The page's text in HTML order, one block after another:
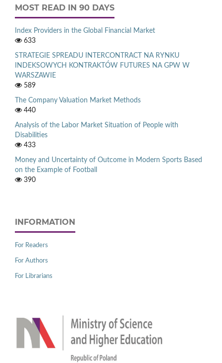
MOST READ IN 90 DAYS
Index Providers in the Global Financial Market
633
STRATEGIE SPREADU INTERCONTRACT NA RYNKU
INDEKSOWYCH KONTRAKTÓW FUTURES NA GPW W
WARSZAWIE
589
The Company Valuation Market Methods
440
Analysis of the Labor Market Situation of People with
Disabilities
433
Money and Uncertainty of Outcome in Modern Sports Based
on the Example of Football
390
INFORMATION
For Readers
For Authors
For Librarians